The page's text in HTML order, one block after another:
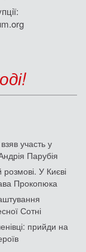
участь у
Парубія
розмові. У Києві
Прокопюка
Сотні
прийди на